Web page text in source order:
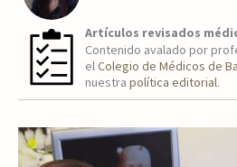
Artículos revisados
Contenido avalado por
elColegio de Médicos de
nuestra política editorial.